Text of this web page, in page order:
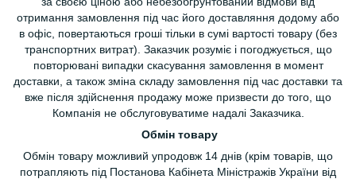
отримання замовлення під час його доставляння додому або
в офіс, повертаються гроші тільки в сумі вартості товару (без
транспортних витрат). Заказчик розуміє і погоджується, що
повторювані випадки скасування замовлення в момент
доставки, а також зміна складу замовлення під час доставки та
вже після здійснення продажу може призвести до того, що
Компанія не обслуговуватиме надалі Заказчика.
Обмін товару
Обмін товару можливий упродовж 14 днів (крім товарів, що
потрапляють під Постанова Кабінета Міністражів України від